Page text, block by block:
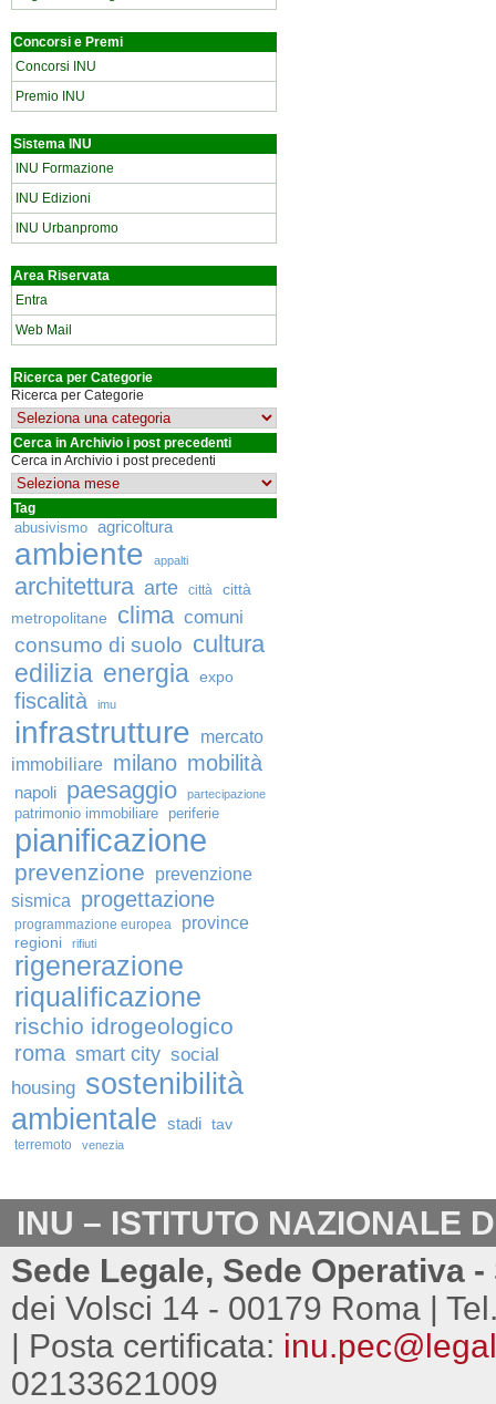
Concorsi e Premi
Concorsi INU
Premio INU
Sistema INU
INU Formazione
INU Edizioni
INU Urbanpromo
Area Riservata
Entra
Web Mail
Ricerca per Categorie
Ricerca per Categorie
Cerca in Archivio i post precedenti
Cerca in Archivio i post precedenti
Tag
abusivismo agricoltura
ambiente appalti
architettura arte città
città
metropolitane
clima comuni
consumo di suolo cultura
edilizia energia expo
fiscalità imu
infrastrutture
mercato
immobiliare milano mobilità
napoli paesaggio partecipazione
patrimonio immobiliare periferie
pianificazione
prevenzione
prevenzione
sismica
progettazione
programmazione europea province
regioni rifiuti
rigenerazione
riqualificazione
rischio idrogeologico
roma smart city social
housing sostenibilità
ambientale stadi tav
terremoto venezia
INU – ISTITUTO NAZIONALE
Sede Legale, Sede Operativa
dei Volsci 14 - 00179 Roma |
| Posta certificata:
02133621009